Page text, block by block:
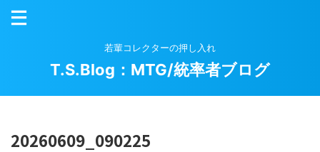
若輩コレクターの押し入れ
T.S.Blog：MTG/統率者ブログ
20260609_090225